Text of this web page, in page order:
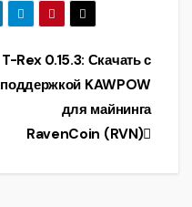
T-Rex 0.15.3: Скачать с
поддержкой KAWPOW
для майнинга
RavenCoin (RVN)